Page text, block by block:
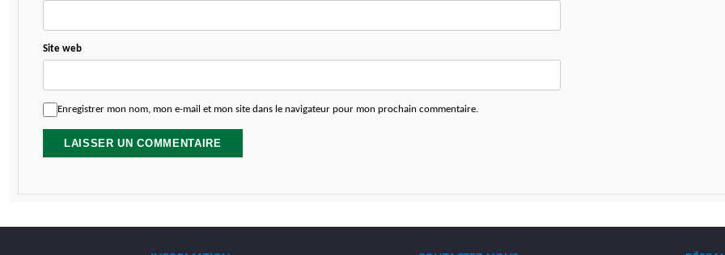
Site web
Enregistrer mon nom, mon e-mail et mon site dans le navigateur pour mon prochain commentaire.